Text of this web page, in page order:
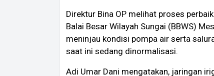
Direktur Bina OP melihat proses
Balai Besar Wilayah Sungai (BBWS)
meninjau kondisi pompa air serta
saat ini sedang dinormalisasi.
Adi Umar Dani mengatakan, jaringan